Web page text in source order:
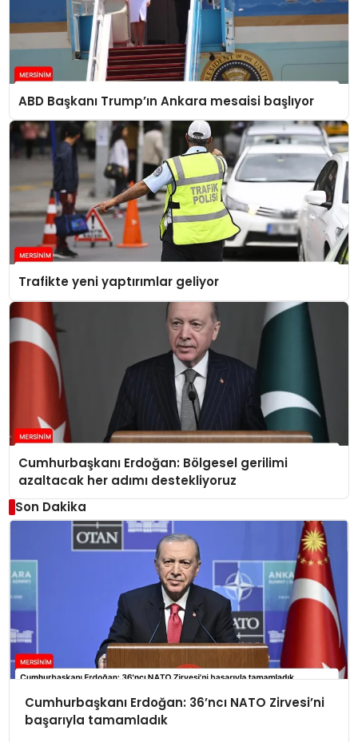
ABD Başkanı Trump’ın Ankara mesaisi başlıyor
Trafikte yeni yaptırımlar geliyor
Cumhurbaşkanı Erdoğan: Bölgesel gerilimi
azaltacak her adımı destekliyoruz
Son Dakika
Cumhurbaşkanı Erdoğan: 36’ncı NATO Zirvesi’ni
başarıyla tamamladık